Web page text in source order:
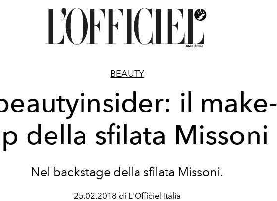
BEAUTY
il make-
della sfilata Missoni
Nel backstage della sfilata Missoni.
25.02.2018 di L'Officiel Italia